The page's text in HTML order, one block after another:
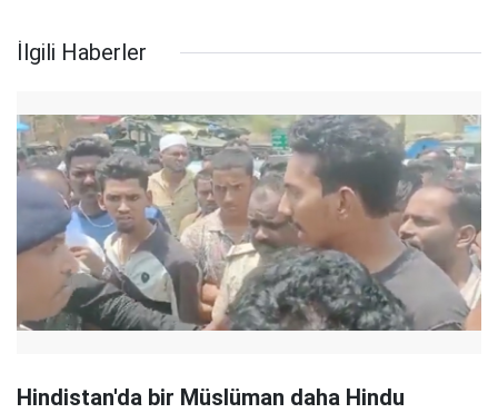
İlgili Haberler
Hindistan'da bir Müslüman daha Hindu